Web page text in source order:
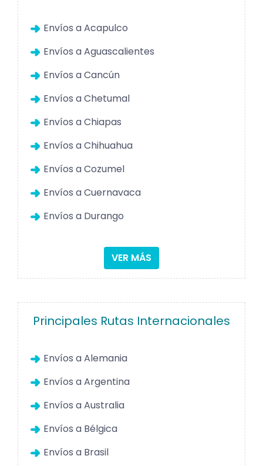
Envíos a Acapulco
Envíos a Aguascalientes
Envíos a Cancún
Envíos a Chetumal
Envíos a Chiapas
Envíos a Chihuahua
Envíos a Cozumel
Envíos a Cuernavaca
Envíos a Durango
VER MÁS
Principales Rutas Internacionales
Envíos a Alemania
Envíos a Argentina
Envíos a Australia
Envíos a Bélgica
Envíos a Brasil